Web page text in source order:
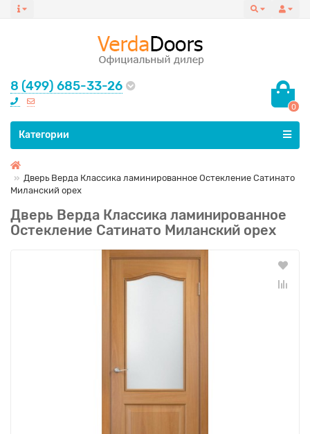
8 (499) 685-33-26
0
Все категории
Категории
Дверь Верда Классика ламинированное Остекление Сатинато
Миланский орех
Дверь Верда Классика ламинированное
Остекление Сатинато Миланский орех